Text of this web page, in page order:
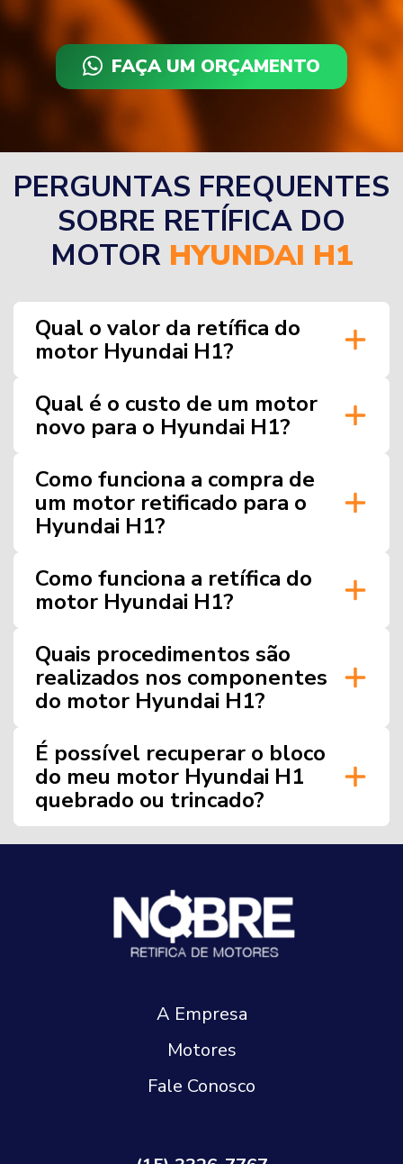
FAÇA UM ORÇAMENTO
PERGUNTAS FREQUENTES
SOBRE RETÍFICA DO
MOTOR HYUNDAI H1
Qual o valor da retífica do
motor Hyundai H1?
Qual é o custo de um motor
novo para o Hyundai H1?
Como funciona a compra de
um motor retificado para o
Hyundai H1?
Como funciona a retífica do
motor Hyundai H1?
Quais procedimentos são
realizados nos componentes
do motor Hyundai H1?
É possível recuperar o bloco
do meu motor Hyundai H1
quebrado ou trincado?
A Empresa
Motores
Fale Conosco